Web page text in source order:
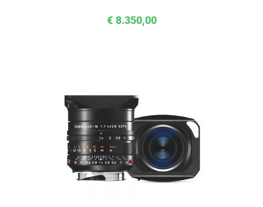
€ 8.350,00